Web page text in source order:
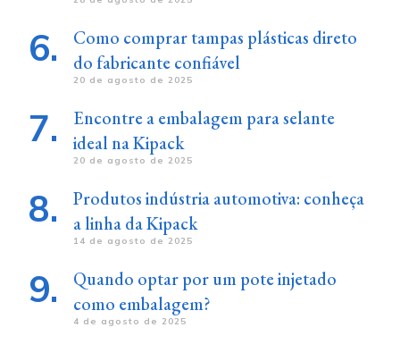
Como comprar tampas plásticas direto
do fabricante confiável
20 de agosto de 2025
Encontre a embalagem para selante
ideal na Kipack
20 de agosto de 2025
Produtos indústria automotiva: conheça
a linha da Kipack
14 de agosto de 2025
Quando optar por um pote injetado
como embalagem?
4 de agosto de 2025